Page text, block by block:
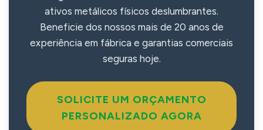
ativos metálicos físicos deslumbrantes.
Beneficie dos nossos mais de 20 anos de
experiência em fábrica e garantias comerciais
seguras hoje.
SOLICITE UM ORÇAMENTO
PERSONALIZADO AGORA